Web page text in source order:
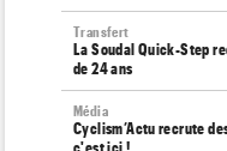
Transfert
La Soudal Quick-Step
de 24 ans
Média
Cyclism’Actu recrute